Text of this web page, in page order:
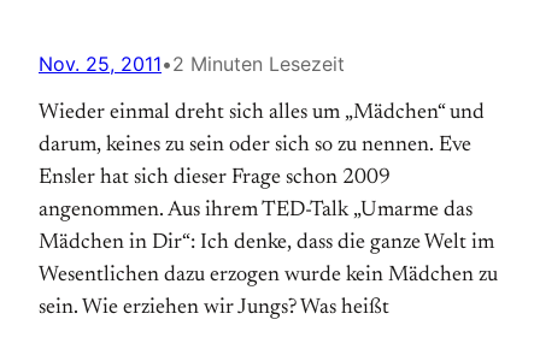
Nov. 25, 2011•2 Minuten Lesezeit
Wieder einmal dreht sich alles um „Mädchen“ und
darum, keines zu sein oder sich so zu nennen. Eve
Ensler hat sich dieser Frage schon 2009
angenommen. Aus ihrem TED-Talk „Umarme das
Mädchen in Dir“: Ich denke, dass die ganze Welt im
Wesentlichen dazu erzogen wurde kein Mädchen zu
sein. Wie erziehen wir Jungs? Was heißt